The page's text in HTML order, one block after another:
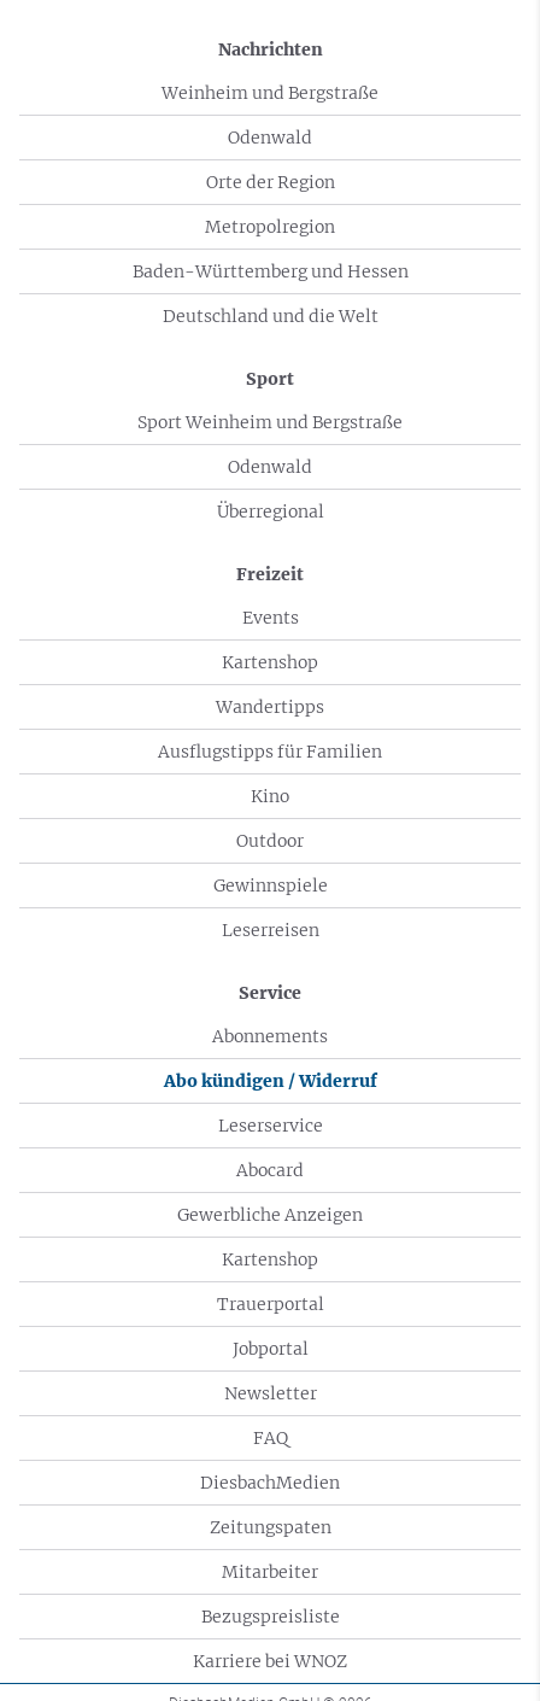
Nachrichten
Weinheim und Bergstraße
Odenwald
Orte der Region
Metropolregion
Baden-Württemberg und Hessen
Deutschland und die Welt
Sport
Sport Weinheim und Bergstraße
Odenwald
Überregional
Freizeit
Events
Kartenshop
Wandertipps
Ausflugstipps für Familien
Kino
Outdoor
Gewinnspiele
Leserreisen
Service
Abonnements
Abo kündigen / Widerruf
Leserservice
Abocard
Gewerbliche Anzeigen
Kartenshop
Trauerportal
Jobportal
Newsletter
FAQ
DiesbachMedien
Zeitungspaten
Mitarbeiter
Bezugspreisliste
Karriere bei WNOZ